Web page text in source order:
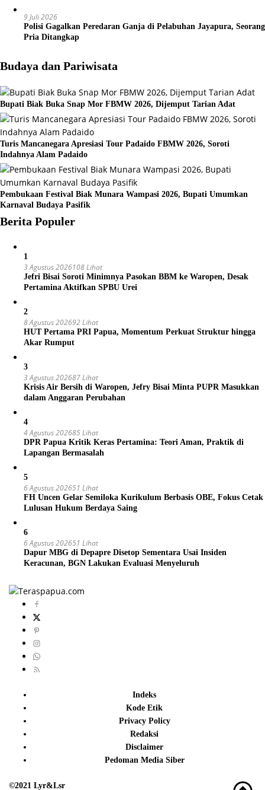
9 Juli 2026
Polisi Gagalkan Peredaran Ganja di Pelabuhan Jayapura, Seorang
Pria Ditangkap
Budaya dan Pariwisata
Bupati Biak Buka Snap Mor FBMW 2026, Dijemput Tarian Adat
Turis Mancanegara Apresiasi Tour Padaido FBMW 2026, Soroti
Indahnya Alam Padaido
Pembukaan Festival Biak Munara Wampasi 2026, Bupati Umumkan
Karnaval Budaya Pasifik
Berita Populer
1
3 Agustus 2026108 Lihat
Jefri Bisai Soroti Minimnya Pasokan BBM ke Waropen, Desak
Pertamina Aktifkan SPBU Urei
2
8 Agustus 202692 Lihat
HUT Pertama PRI Papua, Momentum Perkuat Struktur hingga
Akar Rumput
3
3 Agustus 202687 Lihat
Krisis Air Bersih di Waropen, Jefry Bisai Minta PUPR Masukkan
dalam Anggaran Perubahan
4
4 Agustus 202685 Lihat
DPR Papua Kritik Keras Pertamina: Teori Aman, Praktik di
Lapangan Bermasalah
5
6 Agustus 202651 Lihat
FH Uncen Gelar Semiloka Kurikulum Berbasis OBE, Fokus Cetak
Lulusan Hukum Berdaya Saing
6
6 Agustus 202651 Lihat
Dapur MBG di Depapre Disetop Sementara Usai Insiden
Keracunan, BGN Lakukan Evaluasi Menyeluruh
Indeks
Kode Etik
Privacy Policy
Redaksi
Disclaimer
Pedoman Media Siber
©2021 Lyr&Lsr